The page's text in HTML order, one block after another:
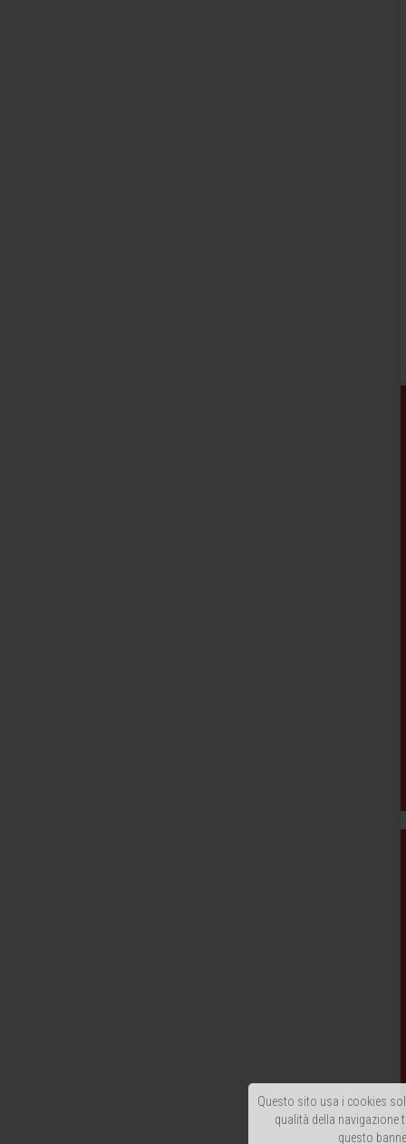
Questo sito usa i cookies
qualità della navigazione
questo